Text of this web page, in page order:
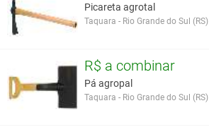
Picareta agrotal
Taquara - Rio Grande do Sul (RS)
R$ a combinar
Pá agropal
Taquara - Rio Grande do Sul (RS)